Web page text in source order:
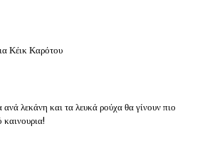
Κέικ Καρότου
ανά λεκάνη και τα λευκά ρούχα θα γίνουν πιο